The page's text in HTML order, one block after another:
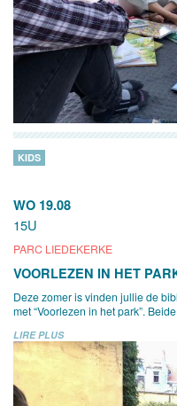
WO 19.08
15U
PARC LIEDEKERKE
KIDS
VOORLEZEN IN HET
Deze zomer is vinden jullie de
met “Voorlezen in het park”.
LIRE PLUS